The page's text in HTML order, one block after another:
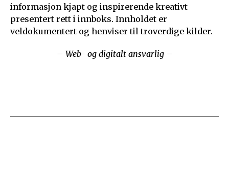
informasjon kjapt og inspirerende kreativt
presentert rett i innboks. Innholdet er
veldokumentert og henviser til troverdige kilder.
– Web- og digitalt ansvarlig –